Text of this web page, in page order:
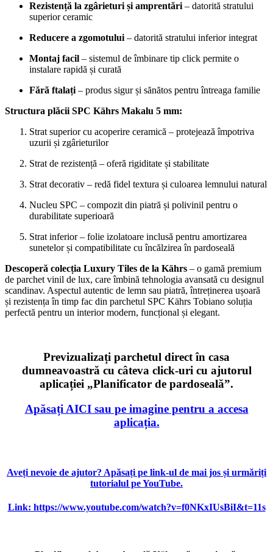
Rezistență la zgârieturi și amprentări – datorită stratului
superior ceramic
Reducere a zgomotului – datorită stratului inferior integrat
Montaj facil – sistemul de îmbinare tip click permite o
instalare rapidă și curată
Fără ftalați – produs sigur și sănătos pentru întreaga familie
Structura plăcii SPC Kährs Makalu 5 mm:
Strat superior cu acoperire ceramică – protejează împotriva
uzurii și zgârieturilor
Strat de rezistență – oferă rigiditate și stabilitate
Strat decorativ – redă fidel textura și culoarea lemnului natural
Nucleu SPC – compozit din piatră și polivinil pentru o
durabilitate superioară
Strat inferior – folie izolatoare inclusă pentru amortizarea
sunetelor și compatibilitate cu încălzirea în pardoseală
Descoperă colecția Luxury Tiles de la Kährs – o gamă premium
de parchet vinil de lux, care îmbină tehnologia avansată cu designul
scandinav. Aspectul autentic de lemn sau piatră, întreținerea ușoară
și rezistența în timp fac din parchetul SPC Kährs Tobiano soluția
perfectă pentru un interior modern, funcțional și elegant.
Previzualizați parchetul direct în casa
dumneavoastră cu câteva click-uri cu ajutorul
aplicației „Planificator de pardoseală”.
Apăsați AICI sau pe imagine pentru a accesa
aplicația.
Aveți nevoie de ajutor? Apăsați pe link-ul de mai jos și urmăriți
tutorialul pe YouTube.
Link: https://www.youtube.com/watch?v=f0NKxIUsBiI&t=11s